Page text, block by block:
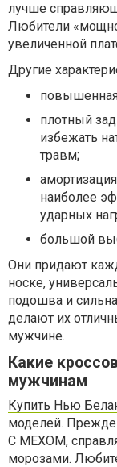
лучше
Любители
увеличенной
Другие
повышенная
плотный
избежать
травм;
наиболее
ударных
большой
Они придают
носке,
подошва и
делают их
мужчине.
Какие
мужчинам
Купить Нью
моделей. Прежде
С МЕХОМ,
морозами.